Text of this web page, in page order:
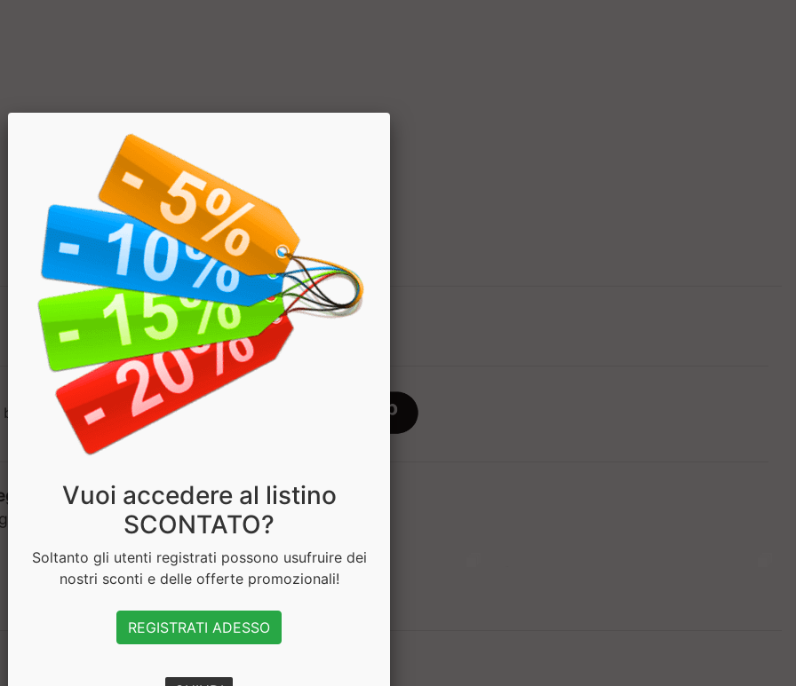
1
bisogno di aiuto? Chatta con noi
Vuoi accedere al listino
SCONTATO?
Soltanto gli utenti registrati possono usufruire dei
nostri sconti e delle offerte promozionali!
REGISTRATI ADESSO